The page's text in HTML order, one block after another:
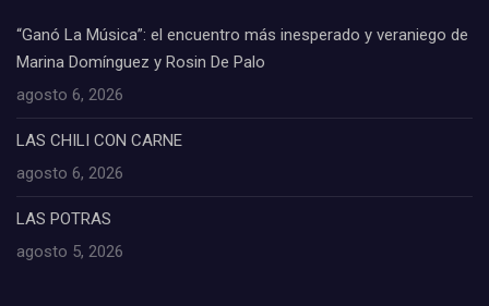
“Ganó La Música”: el encuentro más inesperado y veraniego de
Marina Domínguez y Rosin De Palo
agosto 6, 2026
LAS CHILI CON CARNE
agosto 6, 2026
LAS POTRAS
agosto 5, 2026